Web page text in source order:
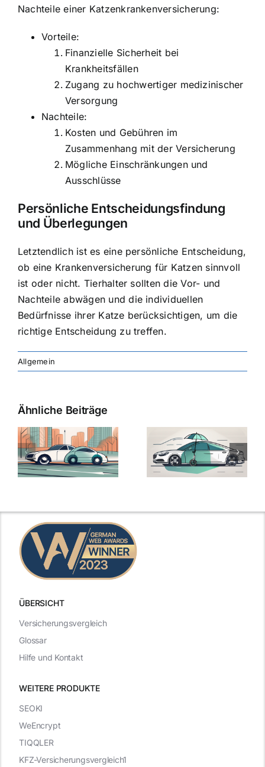
Nachteile einer Katzenkrankenversicherung:
Vorteile:
Finanzielle Sicherheit bei
Krankheitsfällen
Zugang zu hochwertiger medizinischer
Versorgung
Nachteile:
Kosten und Gebühren im
Zusammenhang mit der Versicherung
Mögliche Einschränkungen und
Ausschlüsse
Persönliche Entscheidungsfindung
und Überlegungen
Letztendlich ist es eine persönliche Entscheidung,
ob eine Krankenversicherung für Katzen sinnvoll
ist oder nicht. Tierhalter sollten die Vor- und
Nachteile abwägen und die individuellen
Bedürfnisse ihrer Katze berücksichtigen, um die
richtige Entscheidung zu treffen.
Allgemein
Ähnliche Beiträge
ÜBERSICHT
WEITERE PRODUKTE
Versicherungsvergleich
Glossar
Hilfe und Kontakt
SEOKI
WeEncrypt
TIQQLER
KFZ-Versicherungsvergleich1